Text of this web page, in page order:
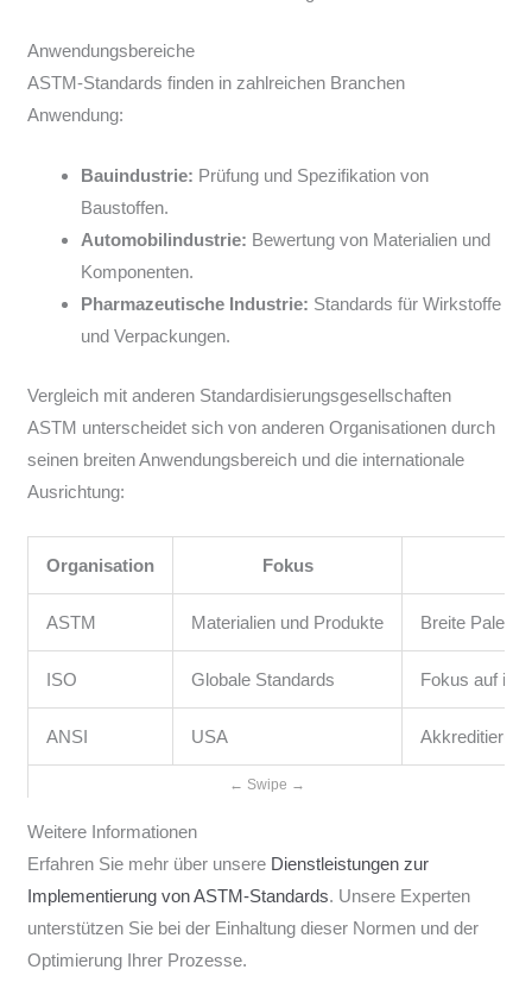
Anwendungsbereiche
ASTM-Standards finden in zahlreichen Branchen
Anwendung:
Bauindustrie: Prüfung und Spezifikation von
Baustoffen.
Automobilindustrie: Bewertung von Materialien und
Komponenten.
Pharmazeutische Industrie: Standards für Wirkstoffe
und Verpackungen.
Vergleich mit anderen Standardisierungsgesellschaften
ASTM unterscheidet sich von anderen Organisationen durch
seinen breiten Anwendungsbereich und die internationale
Ausrichtung:
Organisation Fokus
ASTM Materialien und Produkte Breite Palette
ISO Globale Standards Fokus auf
ANSI USA
Weitere Informationen
Erfahren Sie mehr über unsere Dienstleistungen zur
Implementierung von ASTM-Standards. Unsere Experten
unterstützen Sie bei der Einhaltung dieser Normen und der
Optimierung Ihrer Prozesse.